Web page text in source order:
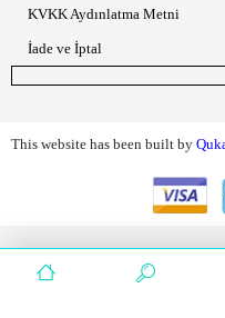
KVKK Aydınlatma Metni
İade ve İptal
This website has been built by